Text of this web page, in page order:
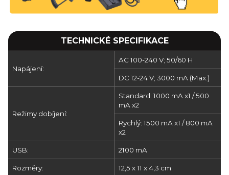
TECHNICKÉ SPECIFIKACE
Napájení:
AC 100-240 V; 50/60 H
DC 12-24 V; 3000 mA (Max.)
Režimy dobíjení:
Standard: 1000 mA x1 / 500
mA x2
Rychlý: 1500 mA x1 / 800 mA
x2
USB: 2100 mA
Rozměry: 12,5 x 11 x 4,3 cm